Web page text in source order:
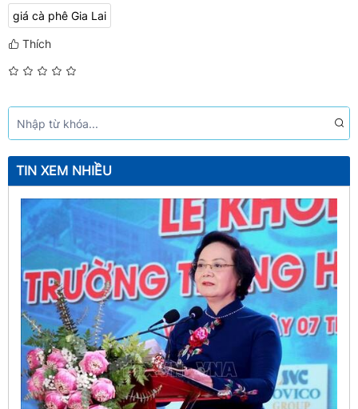
giá cà phê Gia Lai
Thích
TIN XEM NHIỀU